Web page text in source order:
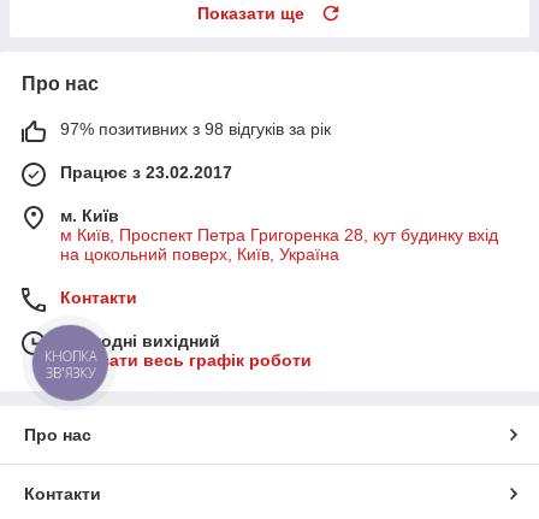
Показати ще
Про нас
97% позитивних з 98 відгуків за рік
Працює з 23.02.2017
м. Київ
м Київ, Проспект Петра Григоренка 28, кут будинку вхід
на цокольний поверх, Київ, Україна
Контакти
Сьогодні вихідний
Показати весь графік роботи
Про нас
Контакти
КНОПКА
ЗВ'ЯЗКУ